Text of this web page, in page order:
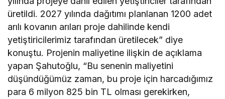
üretildi. 2027 yılında dağıtımı planlanan 1200 adet
arılı kovanın arıları proje dahilinde kendi
yetiştiricilerimiz tarafından üretilecek” diye
konuştu. Projenin maliyetine ilişkin de açıklama
yapan Şahutoğlu, “Bu senenin maliyetini
düşündüğümüz zaman, bu proje için harcadığımız
para 6 milyon 825 bin TL olması gerekirken,